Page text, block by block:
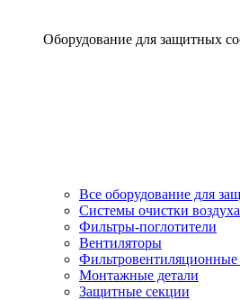
Оборудование для защитных
Все оборудование для
Системы очистки воздуха
Фильтры-поглотители
Вентиляторы
Фильтровентиляционные
Монтажные детали
Защитные секции